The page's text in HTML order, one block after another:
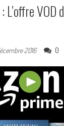
VOD
2016 0